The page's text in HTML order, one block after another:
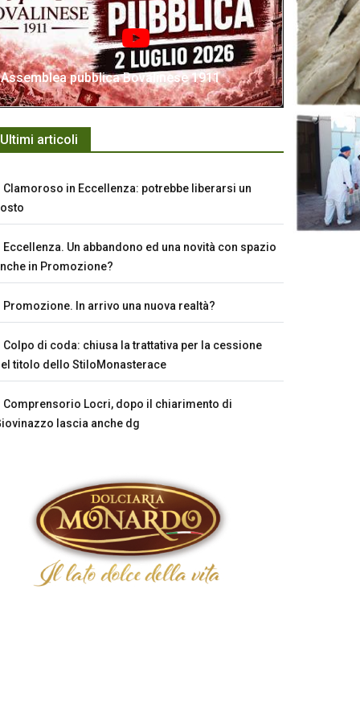
Assemblea pubblica Bovalinese 1911
Ultimi articoli
Clamoroso in Eccellenza: potrebbe liberarsi un
Eccellenza. Un abbandono ed una novità con spazio
in Promozione?
Promozione. In arrivo una nuova realtà?
Colpo di coda: chiusa la trattativa per la cessione
titolo dello StiloMonasterace
Comprensorio Locri, dopo il chiarimento di
lascia anche dg